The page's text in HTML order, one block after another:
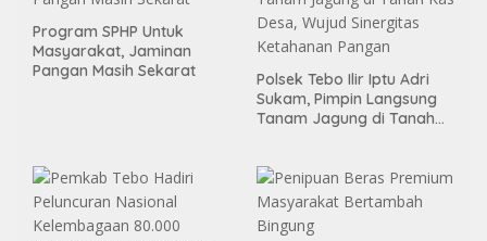
Program SPHP Untuk
Masyarakat, Jaminan
Pangan Masih Sekarat
Polsek Tebo Ilir Iptu Adri
Sukam, Pimpin Langsung
Tanam Jagung di Tanah